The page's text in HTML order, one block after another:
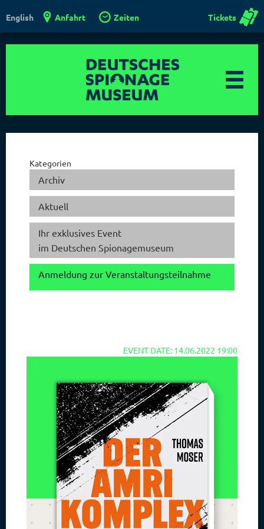
English Anfahrt Zeiten Tickets
Kategorien
Archiv
Aktuell
Ihr exklusives Event
im Deutschen Spionagemuseum
Anmeldung zur Veranstaltungsteilnahme
EVENT DATE: 14.06.2022 19:00